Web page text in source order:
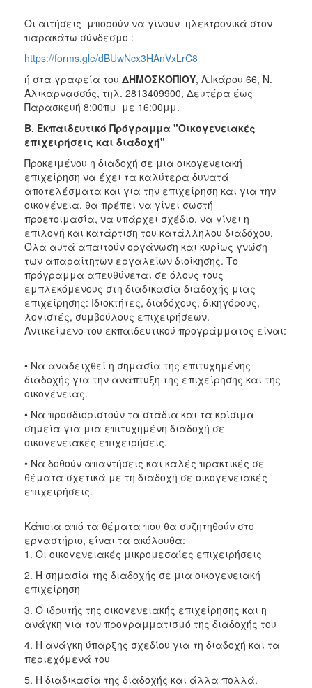
Οι αιτήσεις μπορούν να γίνουν ηλεκτρονικά στον
παρακάτω σύνδεσμο :
https://forms.gle/dBUwNcx3HAnVxLrC8
ή στα γραφεία του ΔΗΜΟΣΚΟΠΙΟΥ, Λ.Ικάρου 66, Ν.
Αλικαρνασσός, τηλ. 2813409900, Δευτέρα έως
Παρασκευή 8:00πμ με 16:00μμ.
Β. Εκπαιδευτικό Πρόγραμμα "Οικογενειακές
επιχειρήσεις και διαδοχή"
Προκειμένου η διαδοχή σε μια οικογενειακή
επιχείρηση να έχει τα καλύτερα δυνατά
αποτελέσματα και για την επιχείρηση και για την
οικογένεια, θα πρέπει να γίνει σωστή
προετοιμασία, να υπάρχει σχέδιο, να γίνει η
επιλογή και κατάρτιση του κατάλληλου διαδόχου.
Όλα αυτά απαιτούν οργάνωση και κυρίως γνώση
των απαραίτητων εργαλείων διοίκησης. Το
πρόγραμμα απευθύνεται σε όλους τους
εμπλεκόμενους στη διαδικασία διαδοχής μιας
επιχείρησης: Ιδιοκτήτες, διαδόχους, δικηγόρους,
λογιστές, συμβούλους επιχειρήσεων.
Αντικείμενο του εκπαιδευτικού προγράμματος είναι:
• Να αναδειχθεί η σημασία της επιτυχημένης
διαδοχής για την ανάπτυξη της επιχείρησης και της
οικογένειας.
• Να προσδιοριστούν τα στάδια και τα κρίσιμα
σημεία για μια επιτυχημένη διαδοχή σε
οικογενειακές επιχειρήσεις.
• Να δοθούν απαντήσεις και καλές πρακτικές σε
θέματα σχετικά με τη διαδοχή σε οικογενειακές
επιχειρήσεις.
Κάποια από τα θέματα που θα συζητηθούν στο
εργαστήριο, είναι τα ακόλουθα:
1. Οι οικογενειακές μικρομεσαίες επιχειρήσεις
2. Η σημασία της διαδοχής σε μια οικογενειακή
επιχείρηση
3. Ο ιδρυτής της οικογενειακής επιχείρησης και η
ανάγκη για τον προγραμματισμό της διαδοχής του
4. Η ανάγκη ύπαρξης σχεδίου για τη διαδοχή και τα
περιεχόμενά του
5. Η διαδικασία της διαδοχής και άλλα πολλά.